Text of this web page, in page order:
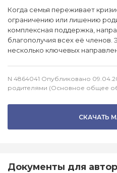
Когда семья переживает
ограничению или лишению
комплексная поддержка,
благополучия всех её членов.
несколько ключевых
N 4864041 Опубликовано
родителями (Основное общее
СКАЧАТЬ
Документы для